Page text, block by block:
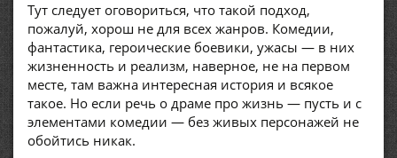
Тут следует оговориться, что такой подход,
пожалуй, хорош не для всех жанров. Комедии,
фантастика, героические боевики, ужасы — в них
жизненность и реализм, наверное, не на первом
месте, там важна интересная история и всякое
такое. Но если речь о драме про жизнь — пусть и с
элементами комедии — без живых персонажей не
обойтись никак.